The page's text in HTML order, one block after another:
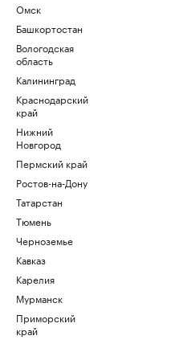
Омск
Башкортостан
Вологодская
область
Калининград
Краснодарский
край
Нижний
Новгород
Пермский край
Ростов-на-Дону
Татарстан
Тюмень
Черноземье
Кавказ
Карелия
Мурманск
Приморский
край